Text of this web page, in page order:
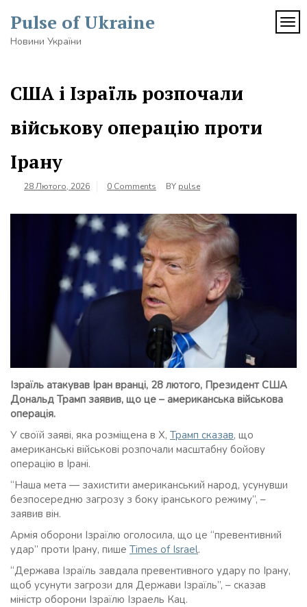
content
Pulse of Ukraine
Новини України
США і Ізраїль розпочали
військову операцію проти
Ірану
28 Лютого, 2026 0 Comments BY pulse
Ізраїль атакував Іран вранці, 28 лютого, Президент США
Дональд Трамп заявив, що це – американська військова
операція.
У своїй заяві, яка розміщена в Х, Трамп сказав, що
американські військові розпочали масштабну бойову
операцію в Ірані.
“Наша мета — захистити американський народ, усунувши
безпосередню загрозу з боку іранського режиму”, –
заявив він.
Армія оборони Ізраїлю оголосила, що це “превентивний
удар” проти Ірану, пише Times of Israel.
“Держава Ізраїль завдала превентивного удару по Ірану,
щоб усунути загрози для Держави Ізраїль”, – сказав
міністр оборони Ізраїлю Ізраель Кац.